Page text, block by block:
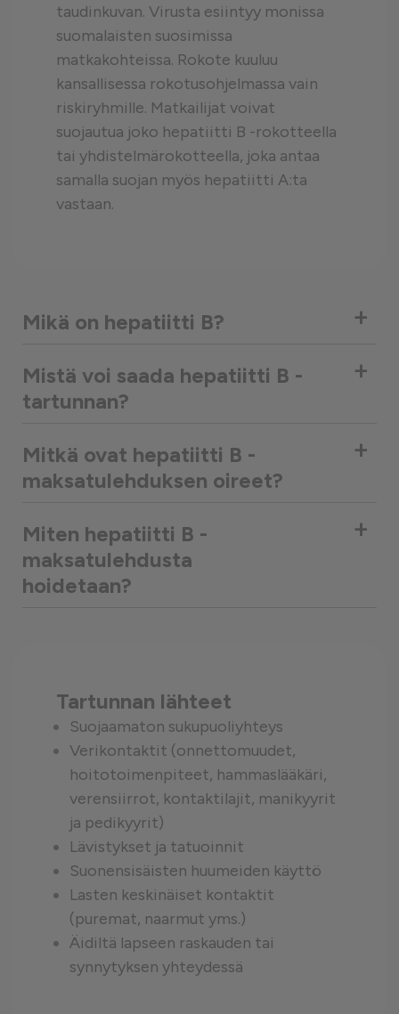
taudinkuvan. Virusta esiintyy monissa
suomalaisten suosimissa
matkakohteissa. Rokote kuuluu
kansallisessa rokotusohjelmassa vain
riskiryhmille. Matkailijat voivat
suojautua joko hepatiitti B -rokotteella
tai yhdistelmärokotteella, joka antaa
samalla suojan myös hepatiitti A:ta
vastaan.
Mikä on hepatiitti B? +
Mistä voi saada hepatiitti B -
tartunnan?
+
Mitkä ovat hepatiitti B -
maksatulehduksen oireet?
+
Miten hepatiitti B -
maksatulehdusta
hoidetaan?
+
Tartunnan lähteet
Suojaamaton sukupuoliyhteys
Verikontaktit (onnettomuudet,
hoitotoimenpiteet, hammaslääkäri,
verensiirrot, kontaktilajit, manikyyrit
ja pedikyyrit)
Lävistykset ja tatuoinnit
Suonensisäisten huumeiden käyttö
Lasten keskinäiset kontaktit
(puremat, naarmut yms.)
Äidiltä lapseen raskauden tai
synnytyksen yhteydessä